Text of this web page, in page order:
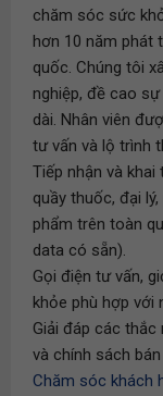
chăm sóc sức
hơn 10 năm phát
quốc. Chúng tôi
nghiệp, đề cao
dài. Nhân viên
tư vấn và lộ trình
Tiếp nhận và
quầy thuốc, đại
phẩm trên toàn
data có sẵn).
Gọi điện tư vấn,
khỏe phù hợp với
Giải đáp các
và chính sách bán
Chăm sóc khách